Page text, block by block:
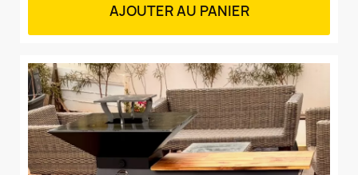
AJOUTER AU PANIER